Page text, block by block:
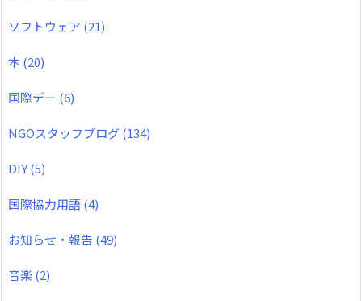
ソフトウェア (21)
本(20)
国際デー (6)
NGOスタッフブログ(134)
DIY(5)
国際協力用語(4)
お知らせ・報告 (49)
音楽(2)